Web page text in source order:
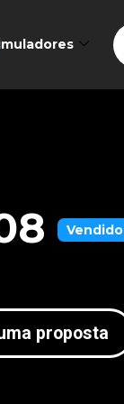
Vendido
proposta